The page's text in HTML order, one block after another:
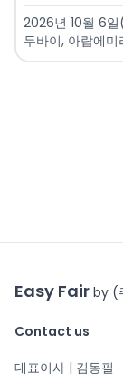
2026년 10월 6
두바이, 아랍에미
Easy Fair by (
Contact us
대표이사 | 김동필